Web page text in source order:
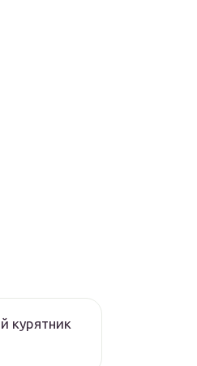
курятник